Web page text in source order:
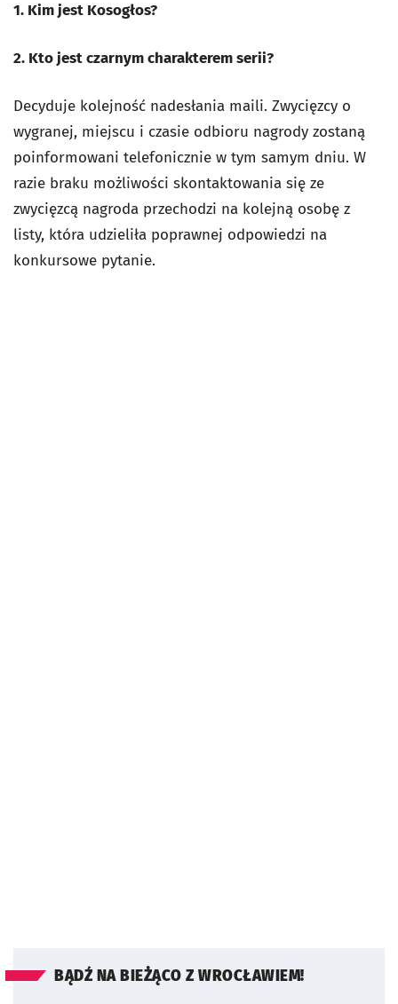
1. Kim jest Kosogłos?
2. Kto jest czarnym charakterem serii?
Decyduje kolejność nadesłania maili. Zwycięzcy o
wygranej, miejscu i czasie odbioru nagrody zostaną
poinformowani telefonicznie w tym samym dniu. W
razie braku możliwości skontaktowania się ze
zwycięzcą nagroda przechodzi na kolejną osobę z
listy, która udzieliła poprawnej odpowiedzi na
konkursowe pytanie.
BĄDŹ NA BIEŻĄCO Z WROCŁAWIEM!